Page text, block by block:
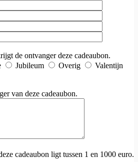
de ontvanger deze cadeaubon.
Jubileum Overig
Valentijn
van deze cadeaubon.
cadeaubon ligt tussen 1 en 1000 euro.